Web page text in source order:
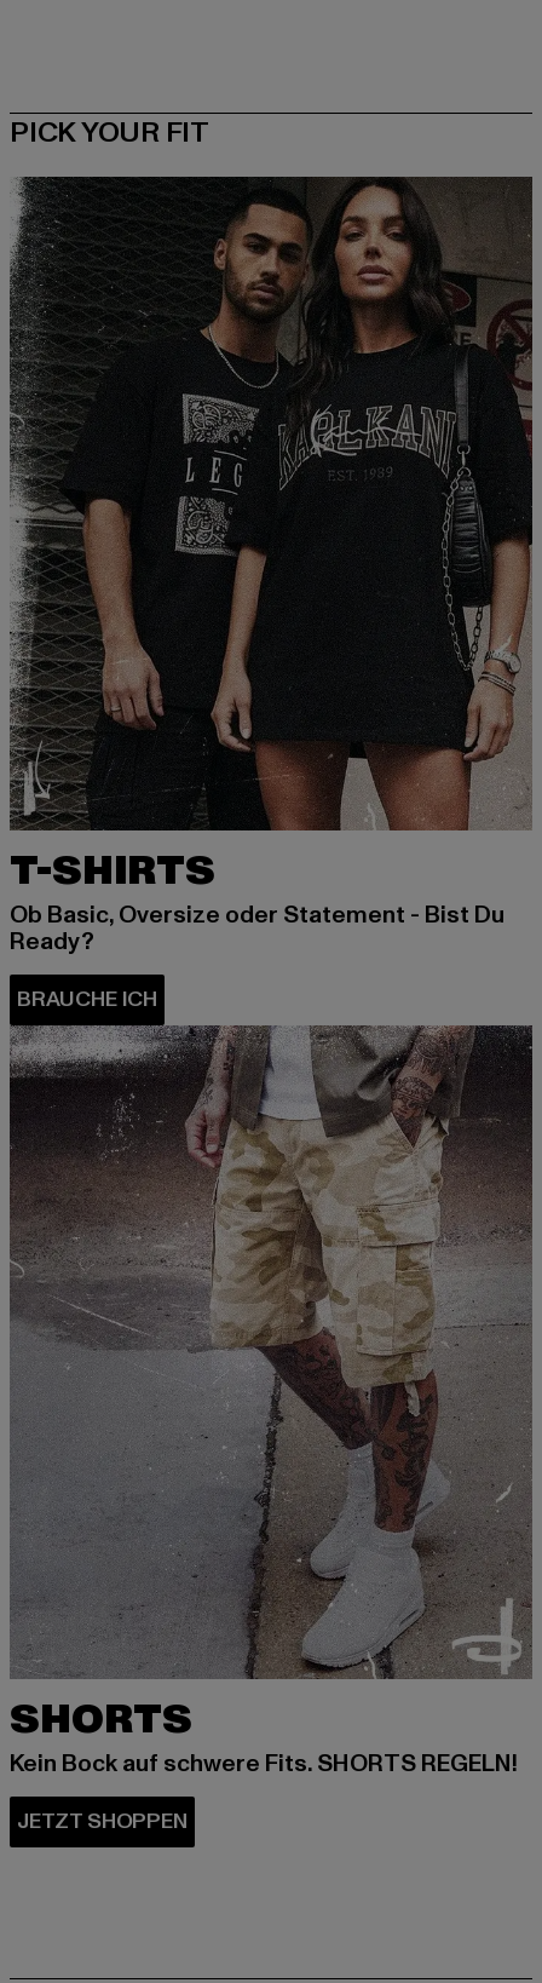
PICK YOUR FIT
T-SHIRTS
Ob Basic, Oversize oder Statement - Bist Du
Ready?
SHORTS
Kein Bock auf schwere Fits. SHORTS REGELN!